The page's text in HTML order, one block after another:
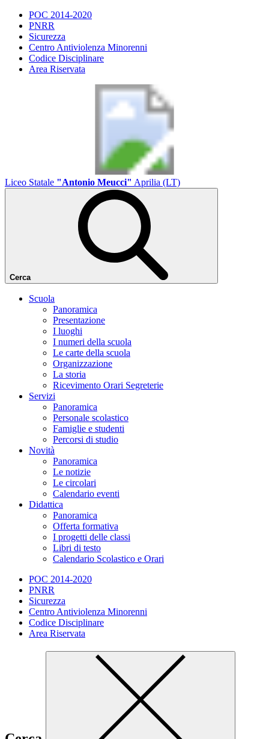
POC 2014-2020
PNRR
Sicurezza
Centro Antiviolenza Minorenni
Codice Disciplinare
Area Riservata
Liceo Statale "Antonio Meucci" Aprilia (LT)
Cerca
Scuola
Panoramica
Presentazione
I luoghi
I numeri della scuola
Le carte della scuola
Organizzazione
La storia
Ricevimento Orari Segreterie
Servizi
Panoramica
Personale scolastico
Famiglie e studenti
Percorsi di studio
Novità
Panoramica
Le notizie
Le circolari
Calendario eventi
Didattica
Panoramica
Offerta formativa
I progetti delle classi
Libri di testo
Calendario Scolastico e Orari
POC 2014-2020
PNRR
Sicurezza
Centro Antiviolenza Minorenni
Codice Disciplinare
Area Riservata